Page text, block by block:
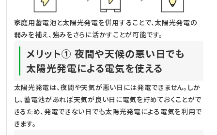
家庭用蓄電池と太陽光発電を併用することで、太陽光発電の
弱みを補え、強みをさらに活かすことが可能です。
メリット① 夜間や天候の悪い日でも
太陽光発電による電気を使える
太陽光発電は、夜間や天気が悪い日には発電できません。しか
し、蓄電池があれば天気が良い日に電気を貯めておくことがで
きるため、発電できない日でも太陽光発電による電気を利用で
きます。